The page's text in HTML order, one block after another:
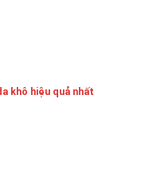
khô hiệu quả nhất